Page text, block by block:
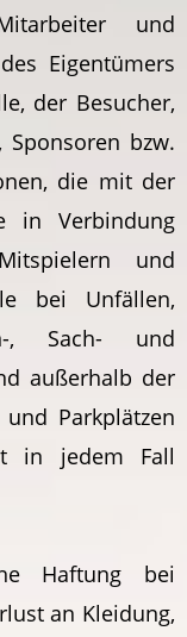
und
Eigentümers
der Besucher,
bzw.
die mit der
in Verbindung
und
bei Unfällen,
, Sach- und
außerhalb der
Parkplätzen
in jedem Fall
Haftung bei
an Kleidung,